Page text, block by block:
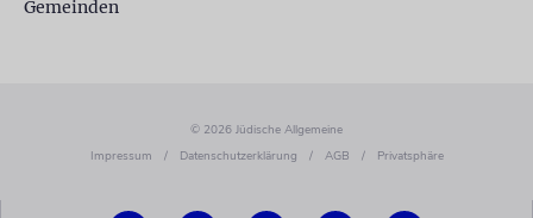
Gemeinden
© 2026 Jüdische Allgemeine
Impressum
/ Datenschutzerklärung / AGB / Privatsphäre